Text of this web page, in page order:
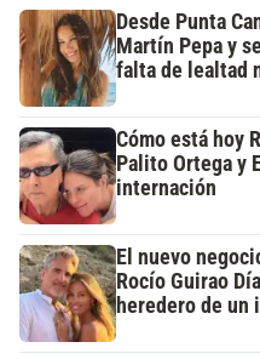
Desde Punta
Martín Pepa y
falta de lealtad
Cómo está hoy
Palito Ortega y
internación
El nuevo
Rocío Guirao
heredero de